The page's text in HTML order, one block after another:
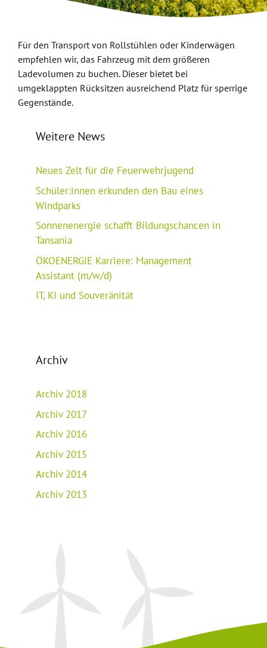
Für den Transport von Rollstühlen oder Kinderwägen
empfehlen wir, das Fahrzeug mit dem größeren
Ladevolumen zu buchen. Dieser bietet bei
umgeklappten Rücksitzen ausreichend Platz für sperrige
Gegenstände.
Weitere News
Neues Zelt für die Feuerwehrjugend
Schüler:innen erkunden den Bau eines
Windparks
Sonnenenergie schafft Bildungschancen in
Tansania
ÖKOENERGIE Karriere: Management
Assistant (m/w/d)
IT, KI und Souveränität
Archiv
Archiv 2018
Archiv 2017
Archiv 2016
Archiv 2015
Archiv 2014
Archiv 2013